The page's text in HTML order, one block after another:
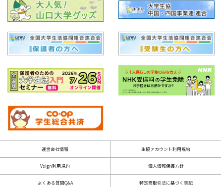
運営会社情報 生協アカウント利用規約
Vsign利用規約 個人情報保護方針
よくある質問Q&A 特定商取引法に基づく表記